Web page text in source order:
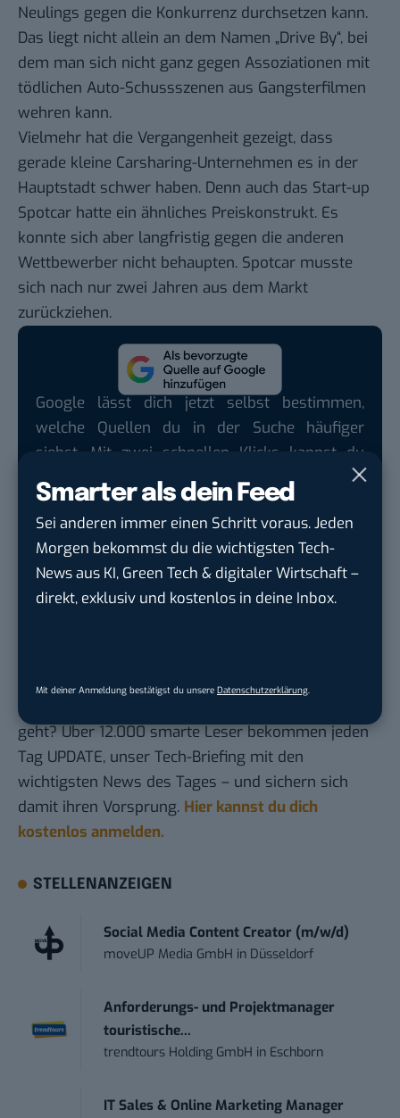
Smarter als dein Feed
Sei anderen immer einen Schritt voraus. Jeden
Morgen bekommst du die wichtigsten Tech-
News aus KI, Green Tech & digitaler Wirtschaft –
direkt, exklusiv und kostenlos in deine Inbox.
Mit deiner Anmeldung bestätigst du unsere Datenschutzerklärung
Neulings gegen die Konkurrenz durchsetzen kann.
Das liegt nicht allein an dem Namen „Drive By“, bei
dem man sich nicht ganz gegen Assoziationen mit
tödlichen Auto-Schussszenen aus Gangsterfilmen
wehren kann.
Vielmehr hat die Vergangenheit gezeigt, dass
gerade kleine Carsharing-Unternehmen es in der
Hauptstadt schwer haben. Denn auch das Start-up
Spotcar hatte ein ähnliches Preiskonstrukt. Es
konnte sich aber langfristig gegen die anderen
Wettbewerber nicht behaupten. Spotcar musste
sich nach nur zwei Jahren aus dem Markt
zurückziehen.
Google lässt dich jetzt selbst bestimmen,
welche Quellen du in der Suche häufiger
siehst. Mit zwei schnellen Klicks kannst du
BASIC thinking kostenlos als bevorzugte
Quelle hinzufügen und damit unabhängigen
Tech-Journalismus unterstützen. Vielen Dank!
Hier basicthinking.de hinzufügen
Auch interessant:Gelb, orange, blau: Shanghais
Du möchtest nicht abgehängt werden, wenn es um
KI, Green Tech und die Tech-Themen von Morgen
geht? Über 12.000 smarte Leser bekommen jeden
Tag UPDATE, unser Tech-Briefing mit den
wichtigsten News des Tages – und sichern sich
damit ihren Vorsprung. Hier kannst du dich
kostenlos anmelden.
STELLENANZEIGEN
Social Media Content Creator (m/w/d)
moveUP Media GmbH in Düsseldorf
Anforderungs- und Projektmanager
touristische...
trendtours Holding GmbH in Eschborn
IT Sales & Online Marketing Manager